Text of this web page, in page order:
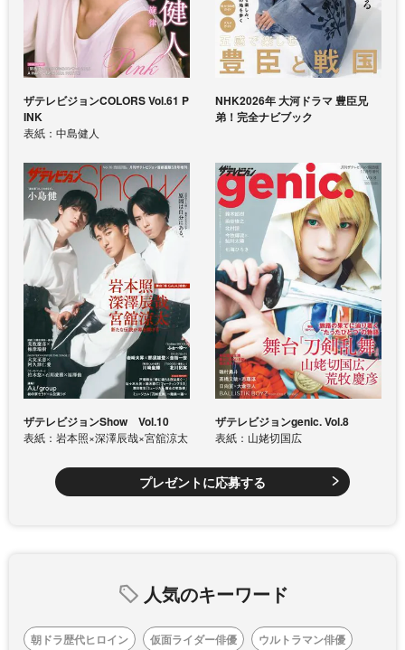
ザテレビジョンCOLORS Vol.61 P
INK
表紙：中島健人
NHK2026年 大河ドラマ 豊臣兄
弟！完全ナビブック
ザテレビジョンShow Vol.10
表紙：岩本照×深澤辰哉×宮舘涼太
ザテレビジョンgenic. Vol.8
表紙：山姥切国広
プレゼントに応募する
人気のキーワード
朝ドラ歴代ヒロイン 仮面ライダー俳優
ウルトラマン俳優